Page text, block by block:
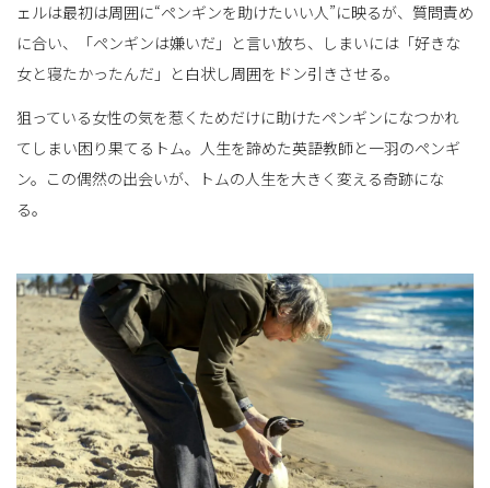
ェルは最初は周囲に“ペンギンを助けたいい人”に映るが、質問責め
に合い、「ペンギンは嫌いだ」と言い放ち、しまいには「好きな
女と寝たかったんだ」と白状し周囲をドン引きさせる。
狙っている女性の気を惹くためだけに助けたペンギンになつかれ
てしまい困り果てるトム。人生を諦めた英語教師と一羽のペンギ
ン。この偶然の出会いが、トムの人生を大きく変える奇跡にな
る。